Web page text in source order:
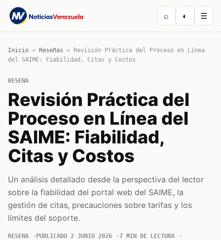
⌕ ◐ ☰
Inicio » Reseñas »
Revisión Práctica del Proceso en Línea
del SAIME: Fiabilidad, Citas y Costos
RESENA
Revisión Práctica del
Proceso en Línea del
SAIME: Fiabilidad,
Citas y Costos
Un análisis detallado desde la perspectiva del lector
sobre la fiabilidad del portal web del SAIME, la
gestión de citas, precauciones sobre tarifas y los
límites del soporte.
RESENA PUBLICADO 2 JUNIO 2026
7 MIN DE LECTURA